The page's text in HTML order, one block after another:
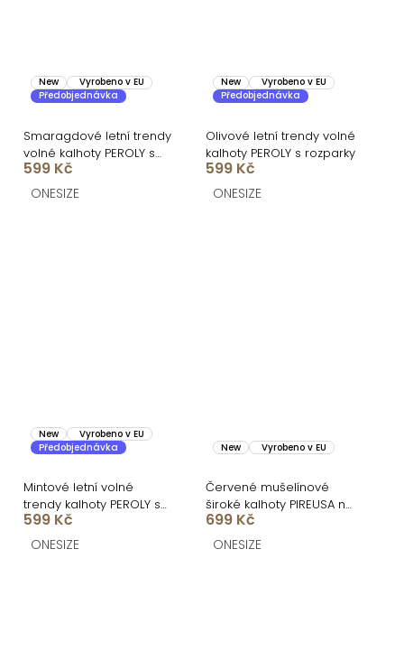
New
Vyrobeno v EU
Předobjednávka
Smaragdové letní trendy
volné kalhoty PEROLY s
rozparky
599 Kč
ONESIZE
New
Vyrobeno v EU
Předobjednávka
Olivové letní trendy volné
kalhoty PEROLY s rozparky
599 Kč
ONESIZE
New
Vyrobeno v EU
Předobjednávka
Mintové letní volné
trendy kalhoty PEROLY s
rozparky
599 Kč
ONESIZE
New Vyrobeno v EU
Červené mušelínové
široké kalhoty PIREUSA na
šňůrku
699 Kč
ONESIZE